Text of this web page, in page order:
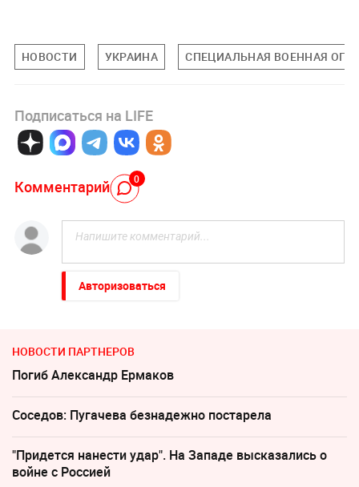
НОВОСТИ УКРАИНА СПЕЦИАЛЬНАЯ ВОЕННАЯ
Подписаться на LIFE
Комментарий 0
Авторизоваться
НОВОСТИ ПАРТНЕРОВ
Погиб Александр Ермаков
Соседов: Пугачева безнадежно постарела
"Придется нанести удар". На Западе высказались о
войне с Россией